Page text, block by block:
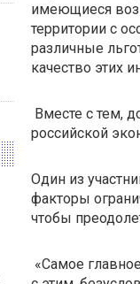
имеющиеся
территории с
различные
качество этих
Вместе с тем,
российской
Один из
факторы
чтобы
«Самое